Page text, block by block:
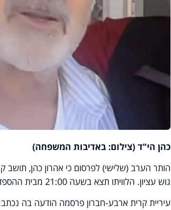
כהן הי"ד (צילום: באדיבות המשפחה)
הותר הערב (שלישי) לפרסום כי אהרון כהן, תושב
גוש עציון. הלוויתו תצא בשעה 21:00 מבית ההספדים באזור תעשיה א'. הוא הותיר אחריו שישה ילדים ונכדים.
עיריית קרית ארבע-חברון פרסמה הודעה בה